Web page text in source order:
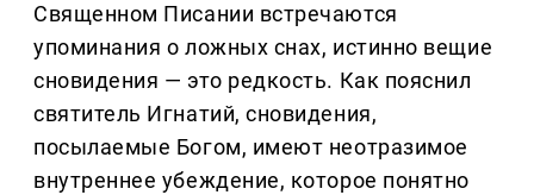
Священном Писании встречаются
упоминания о ложных снах, истинно вещие
сновидения — это редкость. Как пояснил
святитель Игнатий, сновидения,
посылаемые Богом, имеют неотразимое
внутреннее убеждение, которое понятно